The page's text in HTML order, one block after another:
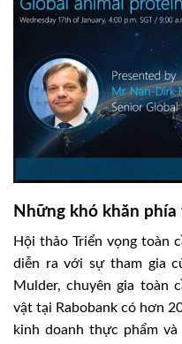
Những khó khăn
Hội thảo Triển vọng toàn
diễn ra với sự tham gia
Mulder, chuyên gia toàn
vật tại Rabobank có hơn
kinh doanh thực phẩm